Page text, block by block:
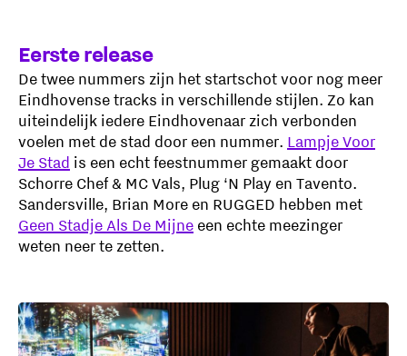
Eerste release
De twee nummers zijn het startschot voor nog meer
Eindhovense tracks in verschillende stijlen. Zo kan
uiteindelijk iedere Eindhovenaar zich verbonden
voelen met de stad door een nummer. Lampje Voor
Je Stad is een echt feestnummer gemaakt door
Schorre Chef & MC Vals, Plug ‘N Play en Tavento.
Sandersville, Brian More en RUGGED hebben met
Geen Stadje Als De Mijne een echte meezinger
weten neer te zetten.